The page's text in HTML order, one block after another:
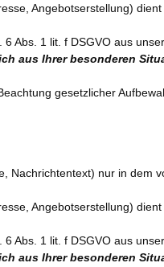
Angebotserstellung)
Abs. 1 lit. f DSGVO aus
aus Ihrer besonderen
gesetzlicher
nur in dem
Angebotserstellung)
Abs. 1 lit. f DSGVO aus
aus Ihrer besonderen